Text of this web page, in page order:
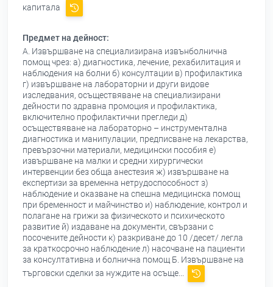
капитала
Предмет на дейност:
А. Извършване на специализирана извънболнична
помощ чрез: а) диагностика, лечение, рехабилитация и
наблюдения на болни б) консултации в) профилактика
г) извършване на лабораторни и други видове
изследвания, осъществяване на специализирани
дейности по здравна промоция и профилактика,
включително профилактични прегледи д)
осъществяване на лабораторно – инструментална
диагностика и манипулации, предписване на лекарства,
превързочни материали, медицински пособия е)
извършване на малки и средни хирургически
интервенции без обща анестезия ж) извършване на
експертизи за временна нетрудоспособност з)
наблюдение и оказване на спешна медицинска помощ
при бременност и майчинство и) наблюдение, контрол и
полагане на грижи за физическото и психическото
развитие й) издаване на документи, свързани с
посочените дейности к) разкриване до 10 /десет/ легла
за краткосрочно наблюдение л) насочване на пациенти
за консултативна и болнична помощ Б. Извършване на
търговски сделки за нуждите на осъще...